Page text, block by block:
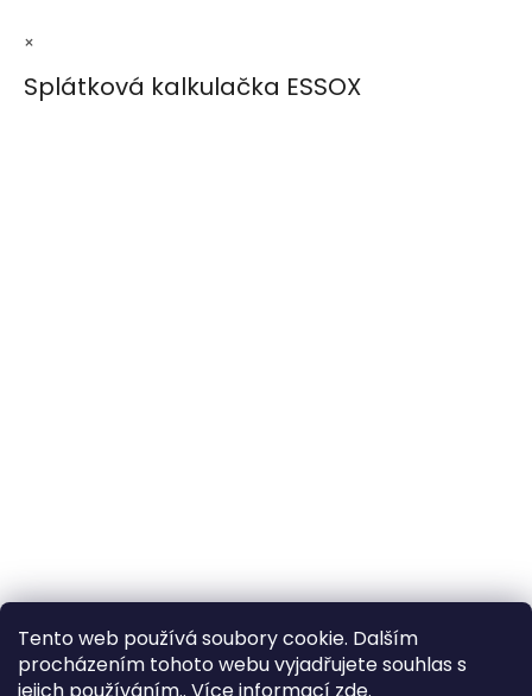
Tento web používá soubory cookie. Dalším
procházením tohoto webu vyjadřujete souhlas s
×
Splátková kalkulačka ESSOX